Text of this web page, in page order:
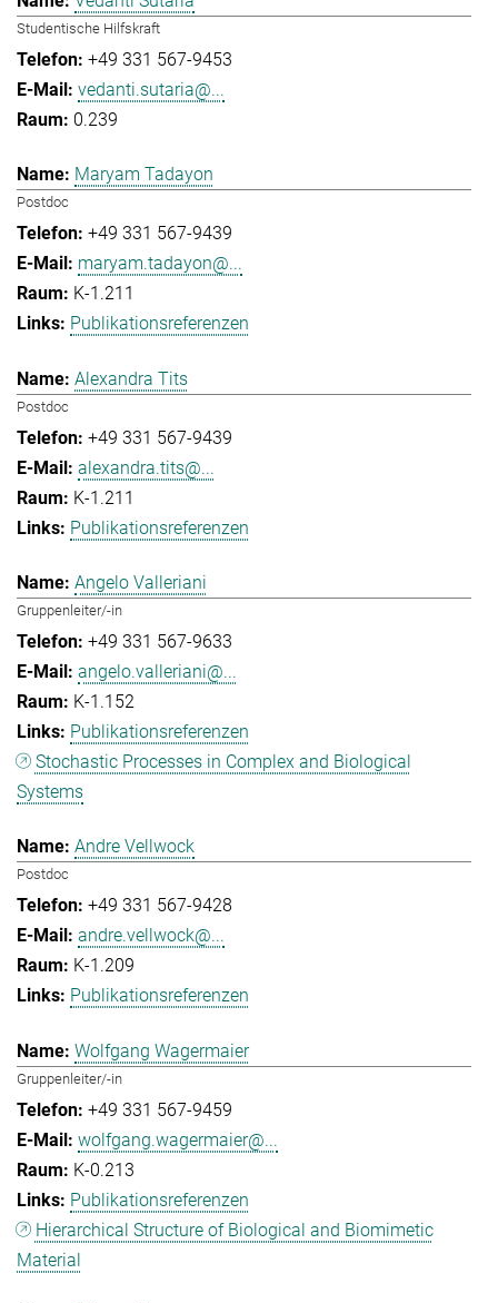
Studentische Hilfskraft
+49 331 567-9453
vedanti.sutaria@...
0.239
Maryam Tadayon
Postdoc
+49 331 567-9439
maryam.tadayon@...
K-1.211
Publikationsreferenzen
Alexandra Tits
Postdoc
+49 331 567-9439
alexandra.tits@...
K-1.211
Publikationsreferenzen
Angelo Valleriani
Gruppenleiter/-in
+49 331 567-9633
angelo.valleriani@...
K-1.152
Publikationsreferenzen
Stochastic Processes in Complex and Biological
Systems
Andre Vellwock
Postdoc
+49 331 567-9428
andre.vellwock@...
K-1.209
Publikationsreferenzen
Wolfgang Wagermaier
Gruppenleiter/-in
+49 331 567-9459
wolfgang.wagermaier@...
K-0.213
Publikationsreferenzen
Hierarchical Structure of Biological and Biomimetic
Material